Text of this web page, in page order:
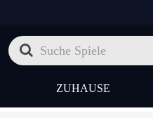
ZUHAUSE